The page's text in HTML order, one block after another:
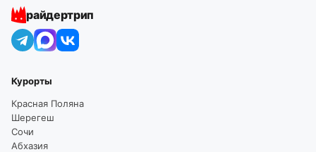
райдертрип
Курорты
Красная Поляна
Шерегеш
Сочи
Абхазия